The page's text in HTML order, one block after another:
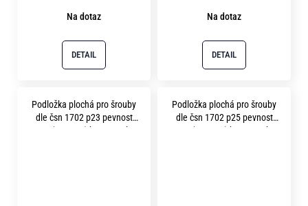
Na dotaz
DETAIL
Na dotaz
DETAIL
Podložka plochá pro šrouby
dle čsn 1702 p23 pevnost
10.9 ( 300HV ) bez povrchu
Podložka plochá pro šrouby
dle čsn 1702 p25 pevnost
10.9 ( 300HV ) bez povrchu